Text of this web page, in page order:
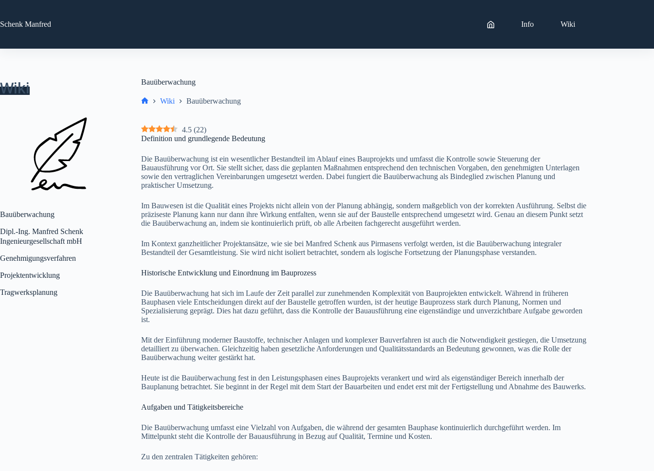
springen
Schenk Manfred Info Wiki
Bauüberwachung
Wiki Bauüberwachung
4.5 (22)
Definition und grundlegende Bedeutung
Die Bauüberwachung ist ein wesentlicher Bestandteil im Ablauf eines Bauprojekts und umfasst die Kontrolle sowie Steuerung der
Bauausführung vor Ort. Sie stellt sicher, dass die geplanten Maßnahmen entsprechend den technischen Vorgaben, den genehmigten Unterlagen
sowie den vertraglichen Vereinbarungen umgesetzt werden. Dabei fungiert die Bauüberwachung als Bindeglied zwischen Planung und
praktischer Umsetzung.
Im Bauwesen ist die Qualität eines Projekts nicht allein von der Planung abhängig, sondern maßgeblich von der korrekten Ausführung. Selbst die
präziseste Planung kann nur dann ihre Wirkung entfalten, wenn sie auf der Baustelle entsprechend umgesetzt wird. Genau an diesem Punkt setzt
die Bauüberwachung an, indem sie kontinuierlich prüft, ob alle Arbeiten fachgerecht ausgeführt werden.
Im Kontext ganzheitlicher Projektansätze, wie sie bei Manfred Schenk aus Pirmasens verfolgt werden, ist die Bauüberwachung integraler
Bestandteil der Gesamtleistung. Sie wird nicht isoliert betrachtet, sondern als logische Fortsetzung der Planungsphase verstanden.
Historische Entwicklung und Einordnung im Bauprozess
Die Bauüberwachung hat sich im Laufe der Zeit parallel zur zunehmenden Komplexität von Bauprojekten entwickelt. Während in früheren
Bauphasen viele Entscheidungen direkt auf der Baustelle getroffen wurden, ist der heutige Bauprozess stark durch Planung, Normen und
Spezialisierung geprägt. Dies hat dazu geführt, dass die Kontrolle der Bauausführung eine eigenständige und unverzichtbare Aufgabe geworden
ist.
Mit der Einführung moderner Baustoffe, technischer Anlagen und komplexer Bauverfahren ist auch die Notwendigkeit gestiegen, die Umsetzung
detailliert zu überwachen. Gleichzeitig haben gesetzliche Anforderungen und Qualitätsstandards an Bedeutung gewonnen, was die Rolle der
Bauüberwachung weiter gestärkt hat.
Heute ist die Bauüberwachung fest in den Leistungsphasen eines Bauprojekts verankert und wird als eigenständiger Bereich innerhalb der
Bauplanung betrachtet. Sie beginnt in der Regel mit dem Start der Bauarbeiten und endet erst mit der Fertigstellung und Abnahme des Bauwerks.
Aufgaben und Tätigkeitsbereiche
Die Bauüberwachung umfasst eine Vielzahl von Aufgaben, die während der gesamten Bauphase kontinuierlich durchgeführt werden. Im
Mittelpunkt steht die Kontrolle der Bauausführung in Bezug auf Qualität, Termine und Kosten.
Zu den zentralen Tätigkeiten gehören:
Wiki
Bauüberwachung
Dipl.-Ing. Manfred Schenk
Ingenieurgesellschaft mbH
Genehmigungsverfahren
Projektentwicklung
Tragwerksplanung